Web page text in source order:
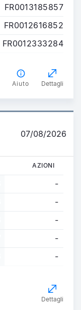
FR0013185857
FR0012616852
FR0012333284
Aiuto Dettagli
07/08/2026
AZIONI
-
-
-
-
-
Dettagli